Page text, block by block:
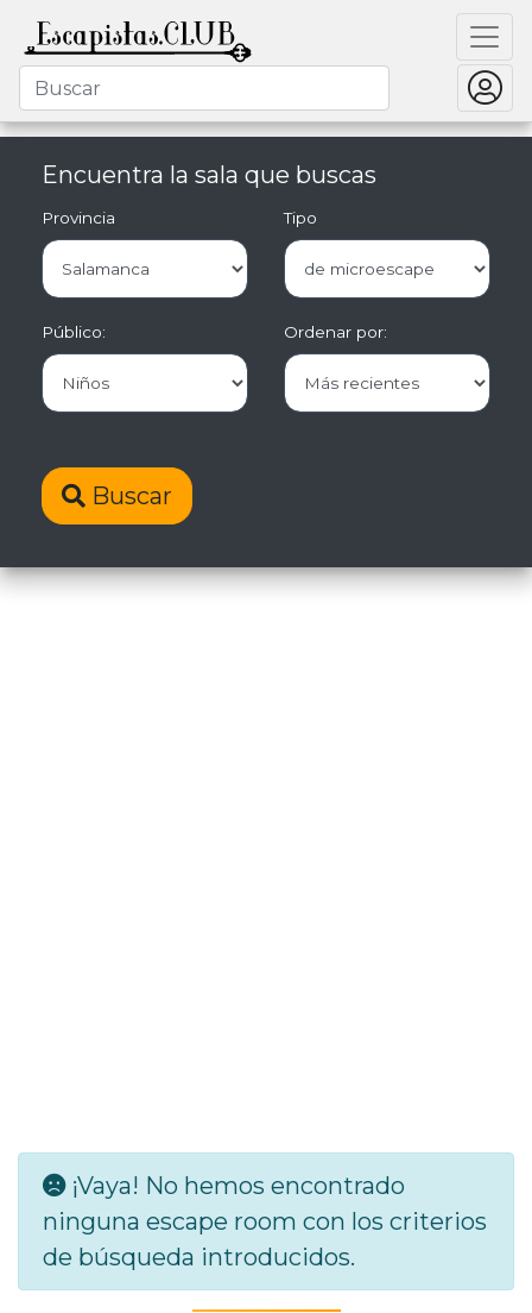
Encuentra la sala que buscas
Provincia Tipo
Público: Ordenar por:
Buscar
¡Vaya! No hemos encontrado
ninguna escape room con los criterios
de búsqueda introducidos.